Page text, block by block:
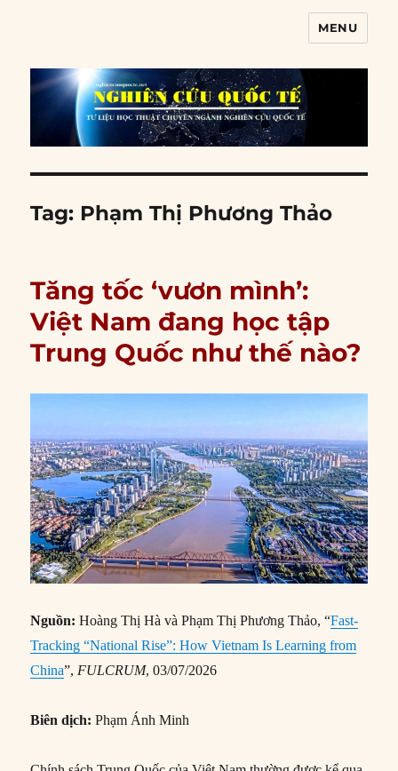
MENU
Tag: Phạm Thị Phương Thảo
Tăng tốc ‘vươn mình’:
Việt Nam đang học tập
Trung Quốc như thế nào?
Nguồn: Hoàng Thị Hà và Phạm Thị Phương Thảo, “Fast-
Tracking “National Rise”: How Vietnam Is Learning from
China”, FULCRUM, 03/07/2026
Biên dịch: Phạm Ánh Minh